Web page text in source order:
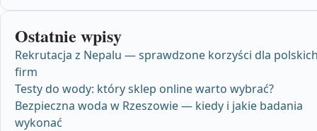
Ostatnie wpisy
Rekrutacja z Nepalu — sprawdzone korzyści dla
firm
Testy do wody: który sklep online warto wybrać?
Bezpieczna woda w Rzeszowie — kiedy i jakie badania
wykonać